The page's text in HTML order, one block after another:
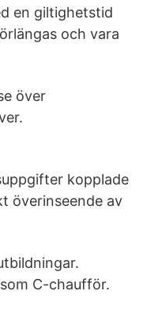
en giltighetstid
och vara
över
kopplade
överinseende av
C-chaufför.